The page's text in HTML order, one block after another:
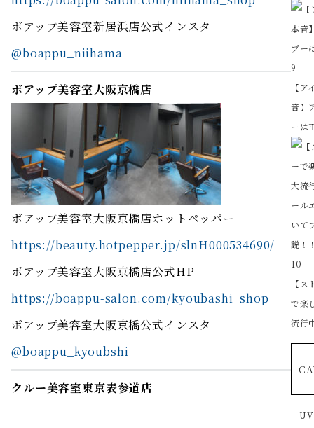
ボアップ美容室新居浜店公式インスタ
@boappu_niihama
ボアップ美容室大阪京橋店
ボアップ美容室大阪京橋店ホットペッパー
https://beauty.hotpepper.jp/slnH000534690/
ボアップ美容室大阪京橋店公式HP
https://boappu-salon.com/kyoubashi_shop
ボアップ美容室大阪京橋公式インスタ
@boappu_kyoubshi
クルー美容室東京表参道店
9
【
音】
ーは
10
【
で楽
流行